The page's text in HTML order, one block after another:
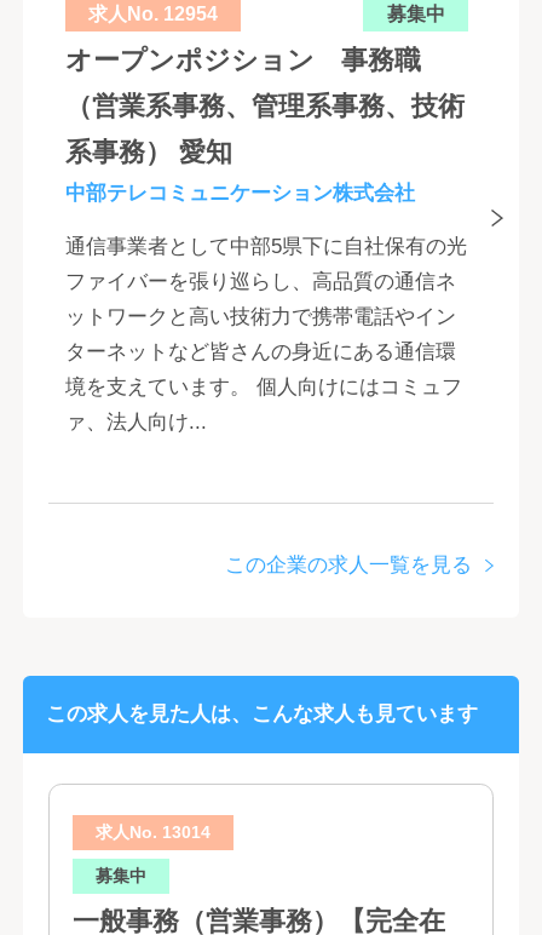
求人No. 12954 募集中
オープンポジション 事務職
（営業系事務、管理系事務、技術
系事務） 愛知
中部テレコミュニケーション株式会社
通信事業者として中部5県下に自社保有の光
ファイバーを張り巡らし、高品質の通信ネ
ットワークと高い技術力で携帯電話やイン
ターネットなど皆さんの身近にある通信環
境を支えています。 個人向けにはコミュフ
ァ、法人向け...
この企業の求人一覧を見る
この求人を見た人は、こんな求人も見ています
求人No. 13014
募集中
一般事務（営業事務）【完全在